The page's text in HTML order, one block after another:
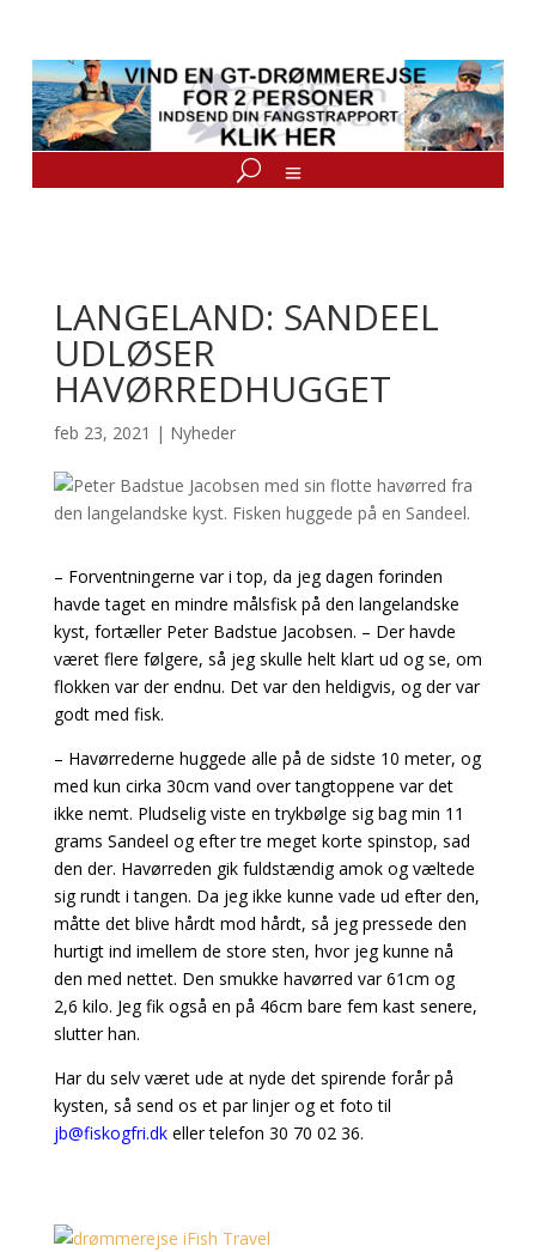
LANGELAND: SANDEEL
UDLØSER
HAVØRREDHUGGET
feb 23, 2021 | Nyheder
– Forventningerne var i top, da jeg dagen forinden
havde taget en mindre målsfisk på den langelandske
kyst, fortæller Peter Badstue Jacobsen. – Der havde
været flere følgere, så jeg skulle helt klart ud og se, om
flokken var der endnu. Det var den heldigvis, og der var
godt med fisk.
– Havørrederne huggede alle på de sidste 10 meter, og
med kun cirka 30cm vand over tangtoppene var det
ikke nemt. Pludselig viste en trykbølge sig bag min 11
grams Sandeel og efter tre meget korte spinstop, sad
den der. Havørreden gik fuldstændig amok og væltede
sig rundt i tangen. Da jeg ikke kunne vade ud efter den,
måtte det blive hårdt mod hårdt, så jeg pressede den
hurtigt ind imellem de store sten, hvor jeg kunne nå
den med nettet. Den smukke havørred var 61cm og
2,6 kilo. Jeg fik også en på 46cm bare fem kast senere,
slutter han.
Har du selv været ude at nyde det spirende forår på
kysten, så send os et par linjer og et foto til
jb@fiskogfri.dkeller telefon 30 70 02 36.